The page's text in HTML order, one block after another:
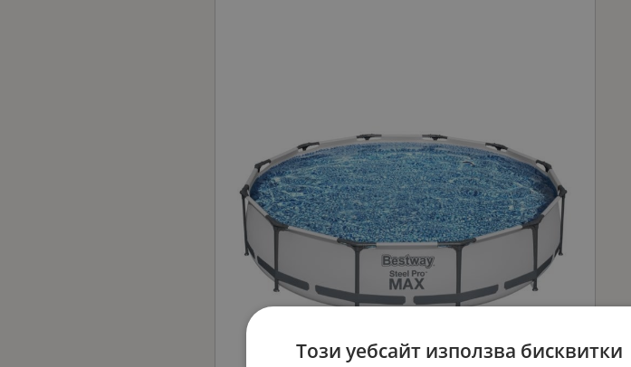
Този уебсайт използва бисквитки